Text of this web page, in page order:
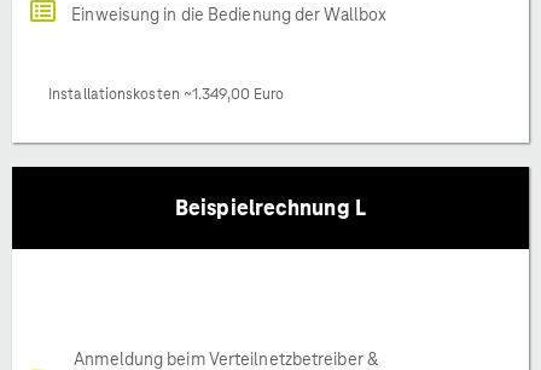
Einweisung in die Bedienung der Wallbox
Installationskosten ~1.349,00 Euro
Beispielrechnung L
Anmeldung beim Verteilnetzbetreiber &